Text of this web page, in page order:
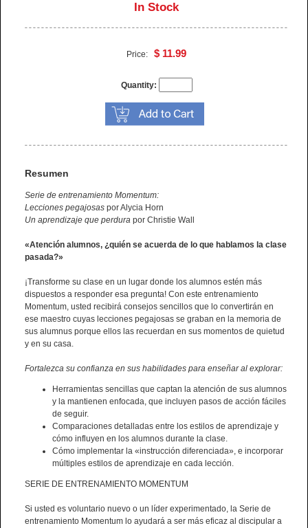
In Stock
Price:$ 11.99
Quantity:
Resumen
Serie de entrenamiento Momentum:
Lecciones pegajosas por Alycia Horn
Un aprendizaje que perdura por Christie Wall
«Atención alumnos, ¿quién se acuerda de lo que hablamos la clase
pasada?»
¡Transforme su clase en un lugar donde los alumnos estén más
dispuestos a responder esa pregunta! Con este entrenamiento
Momentum, usted recibirá consejos sencillos que lo convertirán en
ese maestro cuyas lecciones pegajosas se graban en la memoria de
sus alumnus porque ellos las recuerdan en sus momentos de quietud
y en su casa.
Fortalezca su confianza en sus habilidades para enseñar al explorar:
Herramientas sencillas que captan la atención de sus alumnos
y la mantienen enfocada, que incluyen pasos de acción fáciles
de seguir.
Comparaciones detalladas entre los estilos de aprendizaje y
cómo influyen en los alumnos durante la clase.
Cómo implementar la «instrucción diferenciada», e incorporar
múltiples estilos de aprendizaje en cada lección.
SERIE DE ENTRENAMIENTO MOMENTUM
Si usted es voluntario nuevo o un líder experimentado, la Serie de
entrenamiento Momentum lo ayudará a ser más eficaz al discipular a